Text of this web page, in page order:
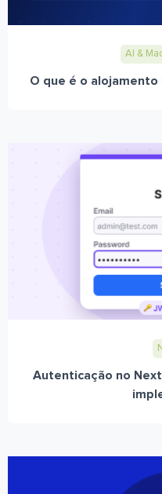
AI &
O que é o
Autenticação no